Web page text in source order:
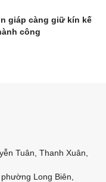
giáp càng giữ kín kế
công
Tuân, Thanh Xuân,
Long Biên,